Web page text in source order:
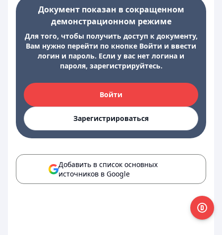
Документ показан в сокращенном
демонстрационном режиме
Для того, чтобы получить доступ к документу,
Вам нужно перейти по кнопке Войти и ввести
логин и пароль. Если у вас нет логина и
пароля, зарегистрируйтесь.
Войти
Зарегистрироваться
Добавить в список основных
источников в Google